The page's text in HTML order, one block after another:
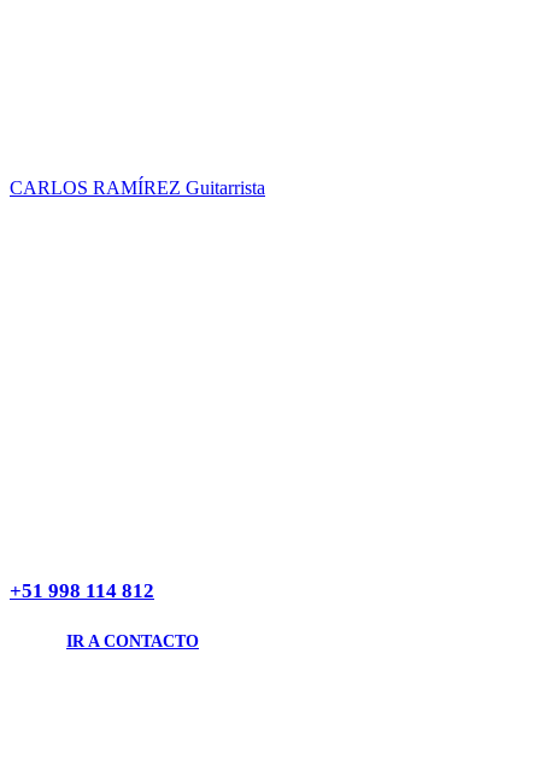
CARLOS RAMÍREZ Guitarrista
LLAMANOS AHORA
+51 998 114 812
IR A CONTACTO